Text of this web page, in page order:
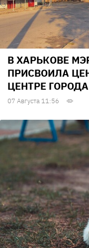
В ХАРЬКОВЕ
ПРИСВОИЛА
ЦЕНТРЕ
07 Августа 11:56